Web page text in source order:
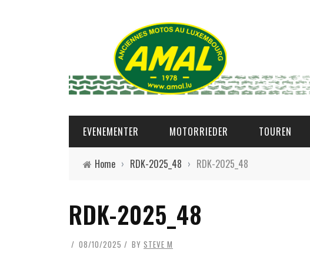
EVENEMENTER MOTORRIEDER TOUREN
Home › RDK-2025_48 › RDK-2025_48
RDK-2025_48
08/10/2025 BY STEVE M